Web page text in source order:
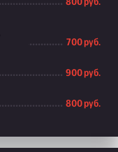
800 руб.
700 руб.
900 руб.
800 руб.